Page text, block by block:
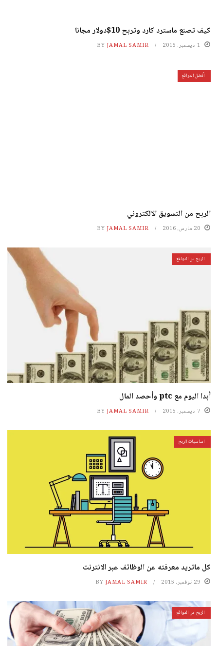
كيف تصنع ماسترد كارد وتربح 10$دولار مجانا
1 ديسمبر، 2015 BY JAMAL SAMIR
أفضل المواقع
الربح من التسويق الالكتروني
20 مارس، 2016 BY JAMAL SAMIR
الربح من المواقع
أبدا اليوم مع ptc وأحصد المال
7 ديسمبر، 2015 BY JAMAL SAMIR
اساسيات الربح
كل ماتريد معرفته عن الوظائف عبر الانترنت
29 نوفمبر، 2015 BY JAMAL SAMIR
الربح من المواقع